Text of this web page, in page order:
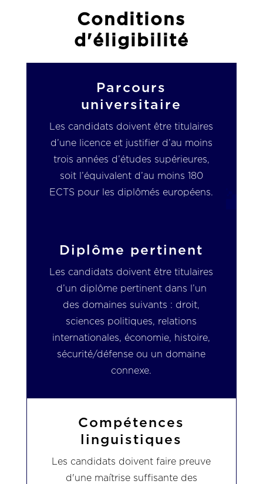
Conditions
d'éligibilité
Parcours
universitaire
Les candidats doivent être titulaires
d’une licence et justifier d’au moins
trois années d’études supérieures,
soit l’équivalent d’au moins 180
ECTS pour les diplômés européens.
Diplôme pertinent
Les candidats doivent être titulaires
d’un diplôme pertinent dans l’un
des domaines suivants : droit,
sciences politiques, relations
internationales, économie, histoire,
sécurité/défense ou un domaine
connexe.
Compétences
linguistiques
Les candidats doivent faire preuve
d'une maîtrise suffisante des